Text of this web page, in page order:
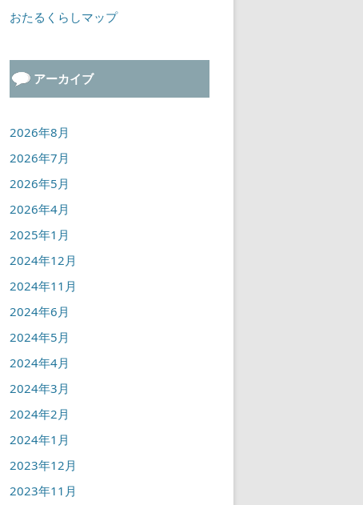
おたるくらしマップ
アーカイブ
2026年8月
2026年7月
2026年5月
2026年4月
2025年1月
2024年12月
2024年11月
2024年6月
2024年5月
2024年4月
2024年3月
2024年2月
2024年1月
2023年12月
2023年11月